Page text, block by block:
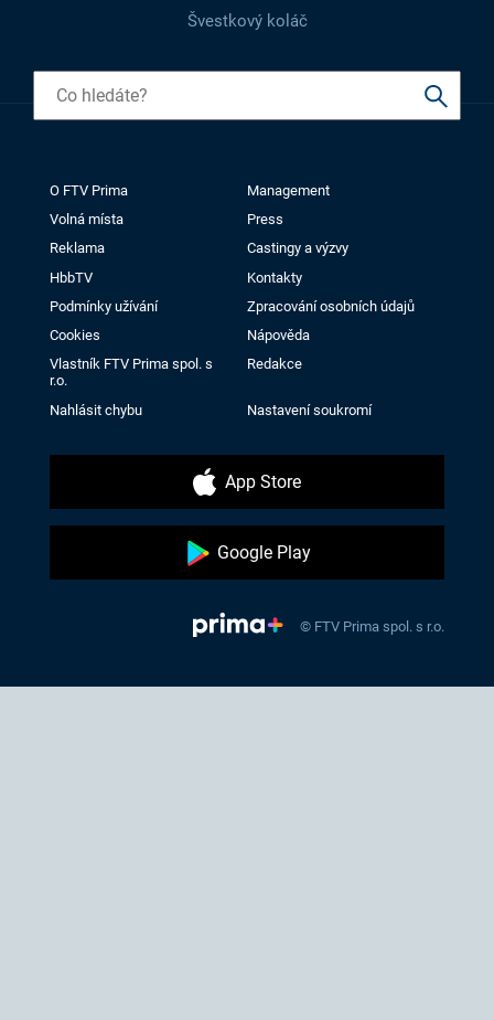
Švestkový koláč
O FTV Prima
Management
Volná místa
Press
Reklama
Castingy a výzvy
HbbTV
Kontakty
Podmínky užívání
Zpracování osobních údajů
Cookies
Nápověda
Vlastník FTV Prima spol. s
r.o.
Redakce
Nahlásit chybu Nastavení soukromí
App Store
Google Play
© FTV Prima spol. s r.o.